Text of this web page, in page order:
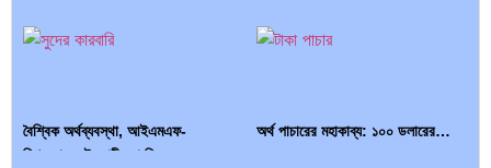
বৈশ্বিক অর্থব্যবস্থা, আইএমএফ-
বিশ্বব্যাংক, ইসলামী ব্যাংকিং…
অর্থ পাচারের মহাকাব্য: ১০০ ডলারের…